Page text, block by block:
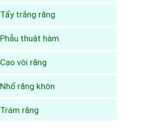
Tẩy trắng răng
Phẫu thuật hàm
Cạo vôi răng
Nhổ răng khôn
Trám răng